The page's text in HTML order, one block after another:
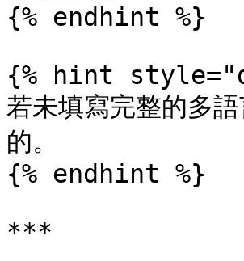
{% endhint %}
{% hint
若未填寫完整的多
的。
{% endhint %}
***